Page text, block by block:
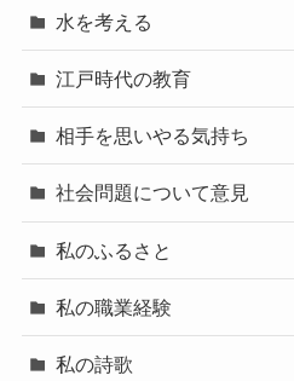
水を考える
江戸時代の教育
相手を思いやる気持ち
社会問題について意見
私のふるさと
私の職業経験
私の詩歌